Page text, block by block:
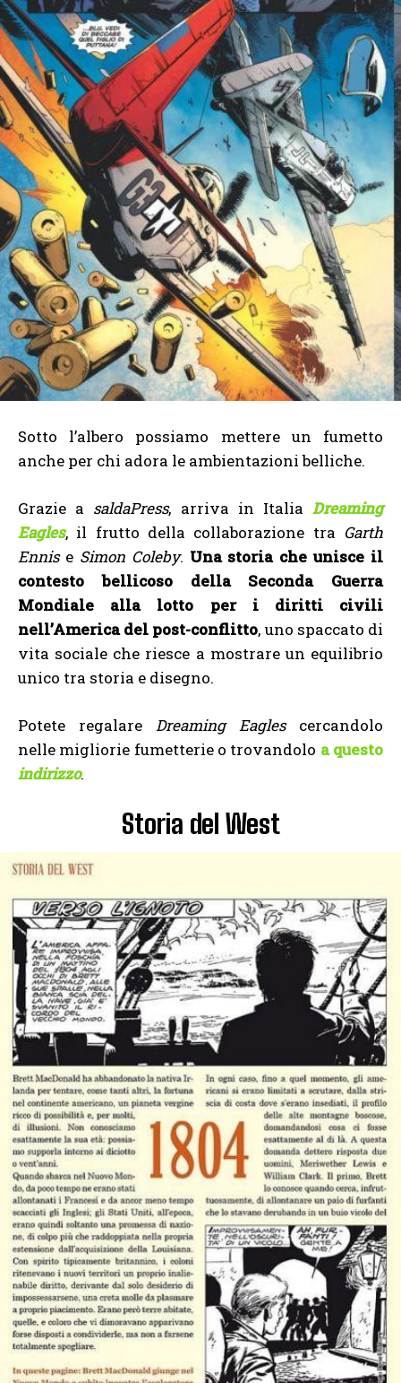
Sotto l’albero possiamo mettere un fumetto
anche per chi adora le ambientazioni belliche.
Grazie a saldaPress, arriva in ItaliaDreaming
Eagles, il frutto della collaborazione tra Garth
Ennise Simon Coleby. Una storia che unisce il
contesto bellicoso della Seconda Guerra
Mondiale alla lotto per i diritti civili
nell’America del post-conflitto, uno spaccato di
vita sociale che riesce a mostrare un equilibrio
unico tra storia e disegno.
Potete regalare Dreaming Eaglescercandolo
nelle migliorie fumetterie o trovandolo a questo
indirizzo.
Storia del West